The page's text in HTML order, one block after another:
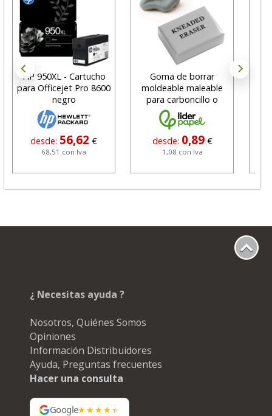
HP 950XL - Cartucho
para Officejet Pro 8600
negro
desde: 56,62 €
68,51 con Iva
Goma de borrar
moldeable maleable
para carboncillo o
grafito
desde: 0,89 €
1,08 con Iva
¿ Necesitas ayuda ?
Nosotros, Quiénes Somos
Opiniones
Información Distribuidores
Ayuda, Preguntas frecuentes
Hacer una consulta
Google